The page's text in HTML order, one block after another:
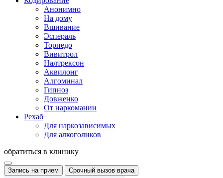
Анонимно
На дому
Вшивание
Эспераль
Торпедо
Вивитрол
Налтрексон
Аквилонг
Алгоминал
Гипноз
Довженко
От наркомании
Рехаб
Для наркозависимых
Для алкоголиков
обратиться в клинику
Запись на прием Срочный вызов врача